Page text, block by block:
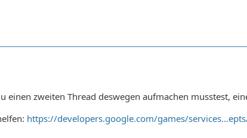
einen zweiten Thread deswegen aufmachen musstest,
https://developers.google.com/games/